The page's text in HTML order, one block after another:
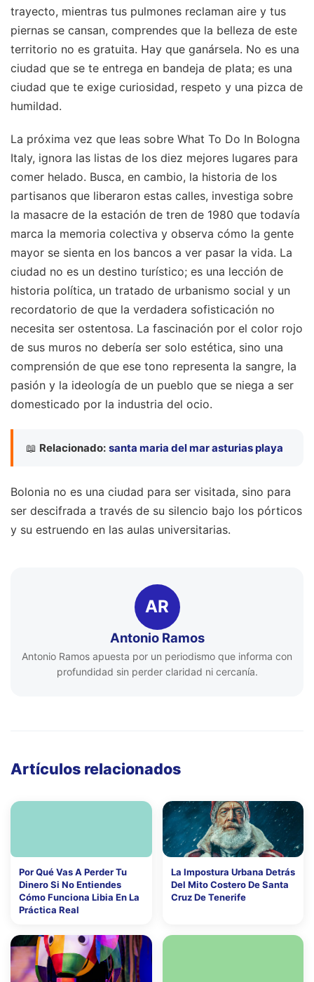
trayecto, mientras tus pulmones reclaman aire y tus
piernas se cansan, comprendes que la belleza de este
territorio no es gratuita. Hay que ganársela. No es una
ciudad que se te entrega en bandeja de plata; es una
ciudad que te exige curiosidad, respeto y una pizca de
humildad.
La próxima vez que leas sobre What To Do In Bologna
Italy, ignora las listas de los diez mejores lugares para
comer helado. Busca, en cambio, la historia de los
partisanos que liberaron estas calles, investiga sobre
la masacre de la estación de tren de 1980 que todavía
marca la memoria colectiva y observa cómo la gente
mayor se sienta en los bancos a ver pasar la vida. La
ciudad no es un destino turístico; es una lección de
historia política, un tratado de urbanismo social y un
recordatorio de que la verdadera sofisticación no
necesita ser ostentosa. La fascinación por el color rojo
de sus muros no debería ser solo estética, sino una
comprensión de que ese tono representa la sangre, la
pasión y la ideología de un pueblo que se niega a ser
domesticado por la industria del ocio.
📖 Relacionado: santa maria del mar asturias playa
Bolonia no es una ciudad para ser visitada, sino para
ser descifrada a través de su silencio bajo los pórticos
y su estruendo en las aulas universitarias.
AR
Antonio Ramos
Antonio Ramos apuesta por un periodismo que informa con
profundidad sin perder claridad ni cercanía.
Artículos relacionados
Por Qué Vas A Perder Tu
Dinero Si No Entiendes
Cómo Funciona Libia En La
Práctica Real
La Impostura Urbana Detrás
Del Mito Costero De Santa
Cruz De Tenerife